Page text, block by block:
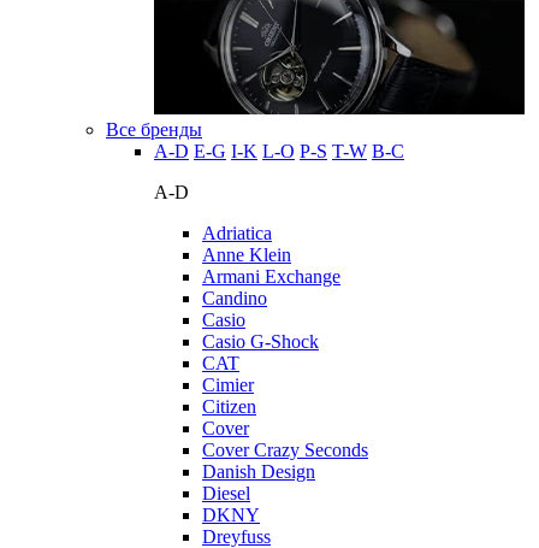
Все бренды
A-D E-G I-K L-O P-S T-W В-С
A-D
Adriatica
Anne Klein
Armani Exchange
Candino
Casio
Casio G-Shock
CAT
Cimier
Citizen
Cover
Cover Crazy Seconds
Danish Design
Diesel
DKNY
Dreyfuss